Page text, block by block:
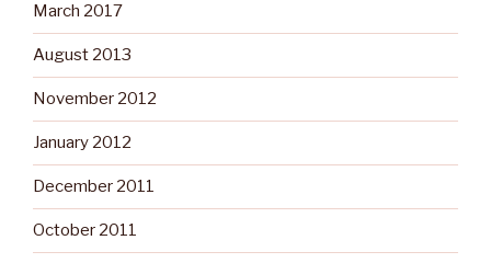
March 2017
August 2013
November 2012
January 2012
December 2011
October 2011